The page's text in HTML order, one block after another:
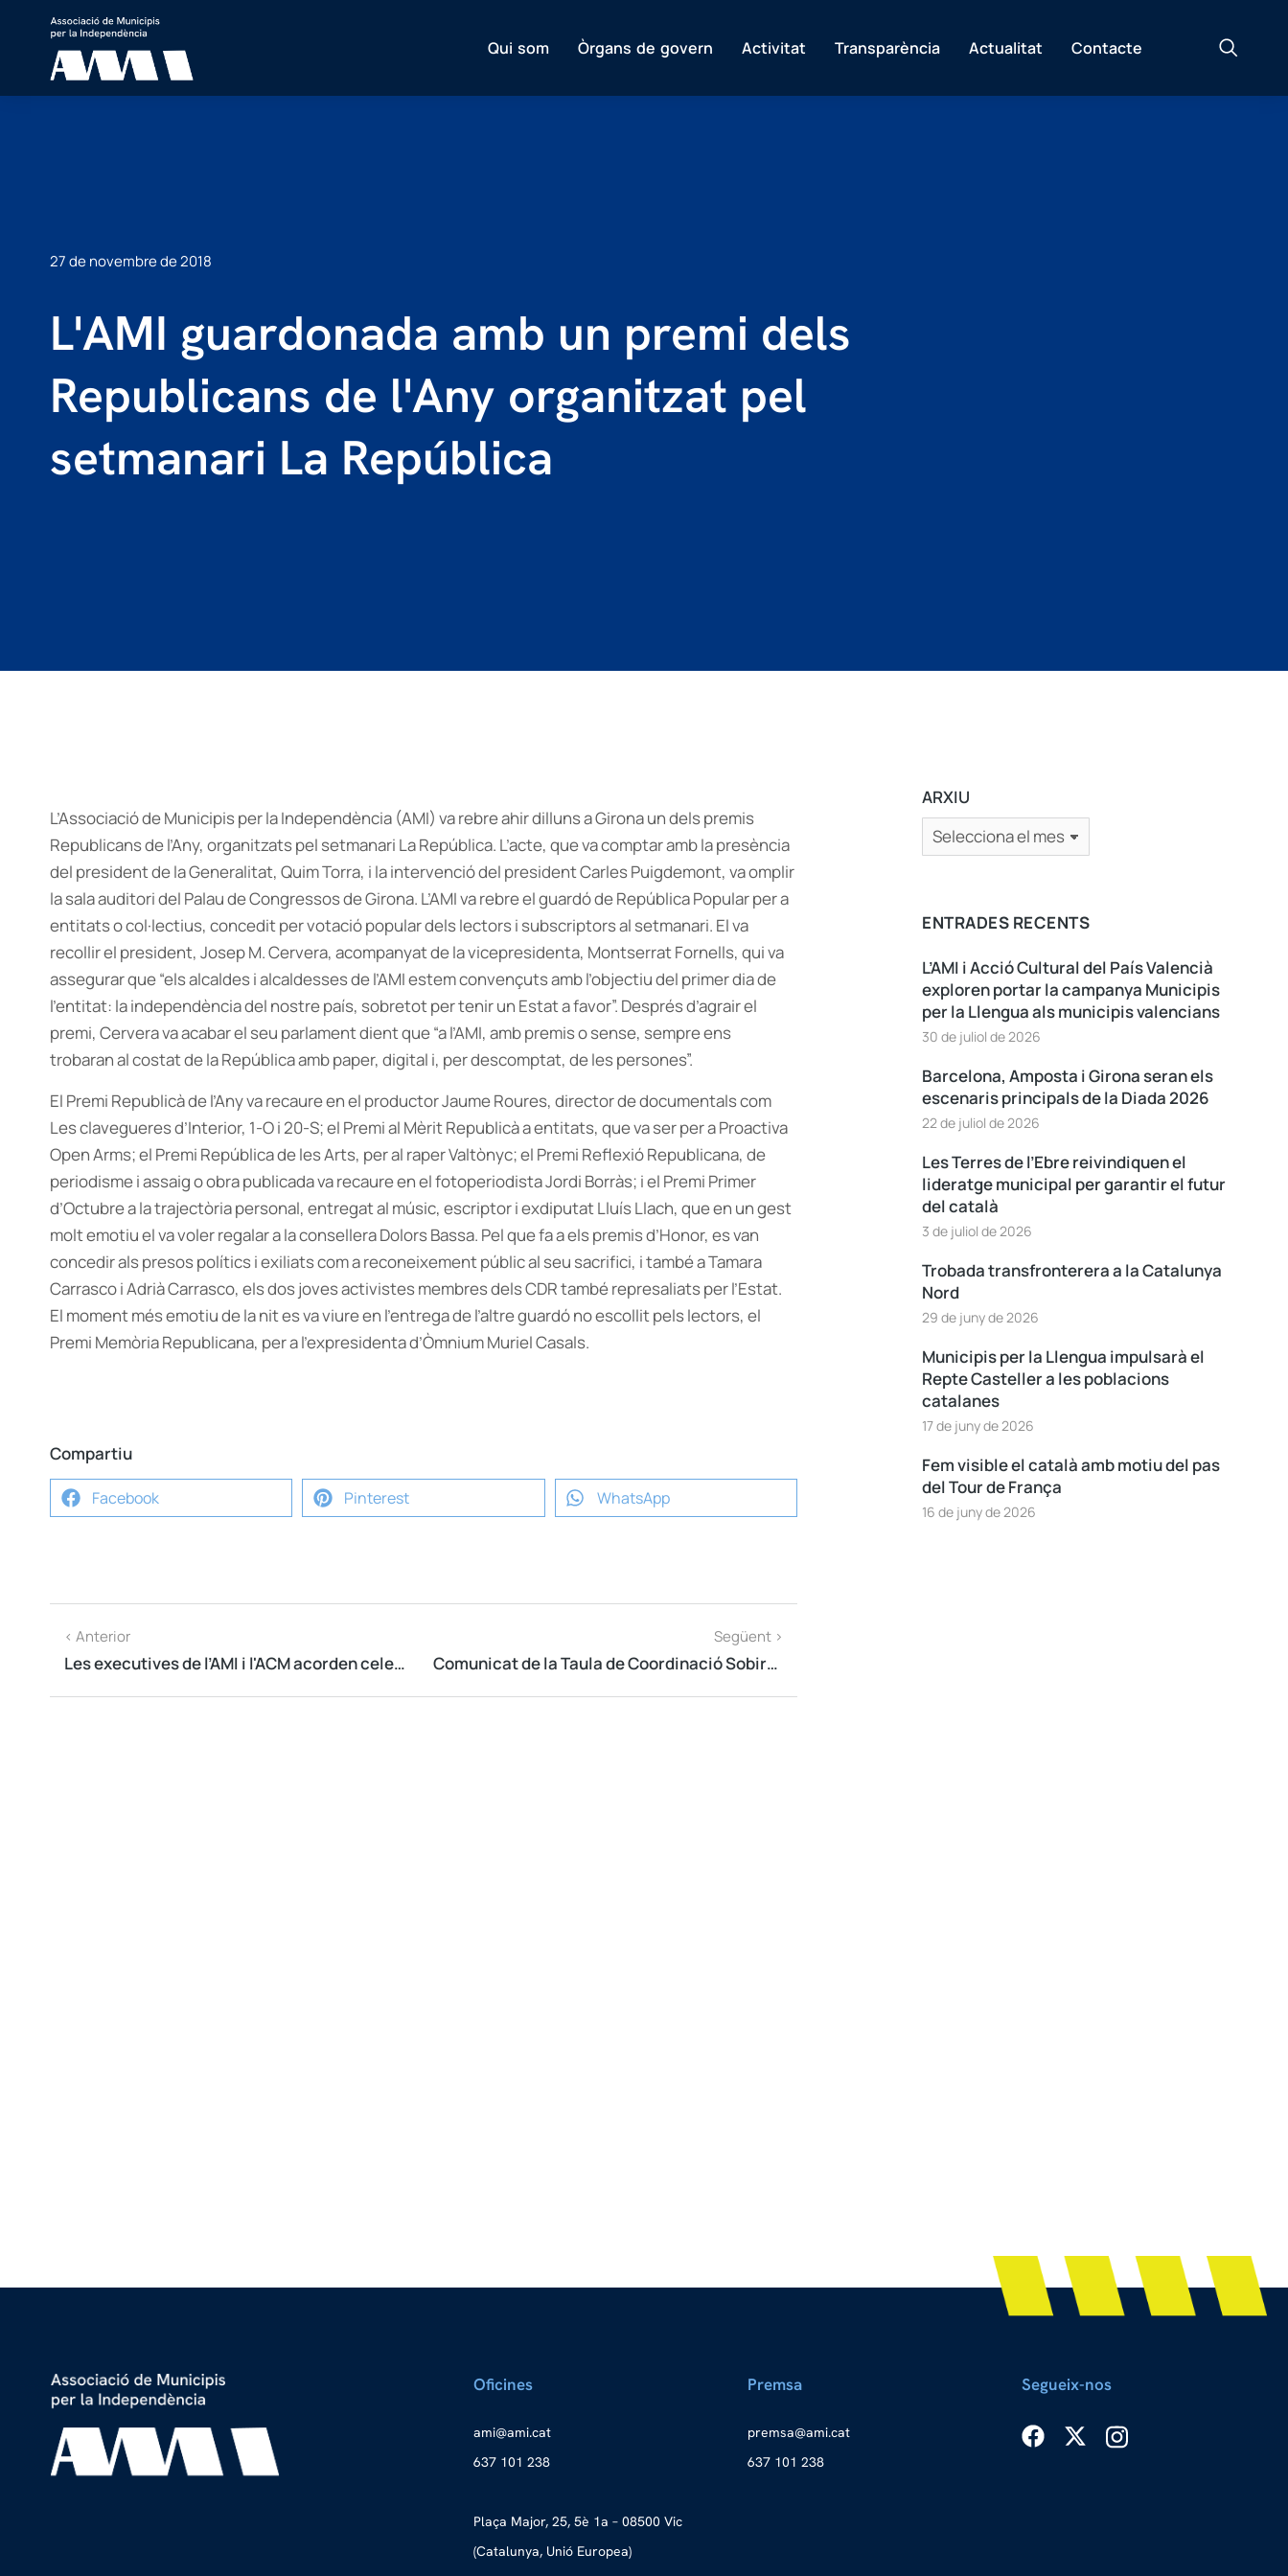
Qui som Òrgans de govern Activitat Transparència Actualitat Contacte
27 de novembre de 2018
L'AMI guardonada amb un premi dels
Republicans de l'Any organitzat pel
setmanari La República
L’Associació de Municipis per la Independència (AMI) va rebre ahir dilluns a Girona un dels premis
Republicans de l’Any, organitzats pel setmanari La República. L’acte, que va comptar amb la presència
del president de la Generalitat, Quim Torra, i la intervenció del president Carles Puigdemont, va omplir
la sala auditori del Palau de Congressos de Girona. L’AMI va rebre el guardó de República Popular per a
entitats o col·lectius, concedit per votació popular dels lectors i subscriptors al setmanari. El va
recollir el president, Josep M. Cervera, acompanyat de la vicepresidenta, Montserrat Fornells, qui va
assegurar que “els alcaldes i alcaldesses de l’AMI estem convençuts amb l’objectiu del primer dia de
l’entitat: la independència del nostre país, sobretot per tenir un Estat a favor”. Després d’agrair el
premi, Cervera va acabar el seu parlament dient que “a l’AMI, amb premis o sense, sempre ens
trobaran al costat de la República amb paper, digital i, per descomptat, de les persones”.
El Premi Republicà de l’Any va recaure en el productor Jaume Roures, director de documentals com
Les clavegueres d’Interior, 1-O i 20-S; el Premi al Mèrit Republicà a entitats, que va ser per a Proactiva
Open Arms; el Premi República de les Arts, per al raper Valtònyc; el Premi Reflexió Republicana, de
periodisme i assaig o obra publicada va recaure en el fotoperiodista Jordi Borràs; i el Premi Primer
d’Octubre a la trajectòria personal, entregat al músic, escriptor i exdiputat Lluís Llach, que en un gest
molt emotiu el va voler regalar a la consellera Dolors Bassa. Pel que fa a els premis d’Honor, es van
concedir als presos polítics i exiliats com a reconeixement públic al seu sacrifici, i també a Tamara
Carrasco i Adrià Carrasco, els dos joves activistes membres dels CDR també represaliats per l’Estat.
El moment més emotiu de la nit es va viure en l’entrega de l’altre guardó no escollit pels lectors, el
Premi Memòria Republicana, per a l’expresidenta d’Òmnium Muriel Casals.
Compartiu
Facebook Pinterest WhatsApp
< Anterior
Les executives de l’AMI i l'ACM acorden celebrar una jornada municipalista l’11 de gener
Següent >
Comunicat de la Taula de Coordinació Sobiranista
ARXIU
ENTRADES RECENTS
L’AMI i Acció Cultural del País Valencià
exploren portar la campanya Municipis
per la Llengua als municipis valencians
30 de juliol de 2026
Barcelona, Amposta i Girona seran els
escenaris principals de la Diada 2026
22 de juliol de 2026
Les Terres de l’Ebre reivindiquen el
lideratge municipal per garantir el futur
del català
3 de juliol de 2026
Trobada transfronterera a la Catalunya
Nord
29 de juny de 2026
Municipis per la Llengua impulsarà el
Repte Casteller a les poblacions
catalanes
17 de juny de 2026
Fem visible el català amb motiu del pas
del Tour de França
16 de juny de 2026
Oficines
tac.i
ma@im
a
637 101 238
Plaça Major, 25, 5è 1a – 08500 Vic
(Catalunya, Unió Europea)
Premsa
tac.i
ma@as
merp
637 101 238
Segueix-nos